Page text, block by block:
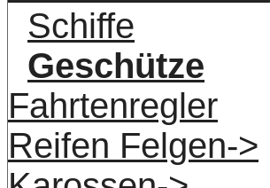
Schiffe
Geschütze
Fahrtenregler
Reifen Felgen->